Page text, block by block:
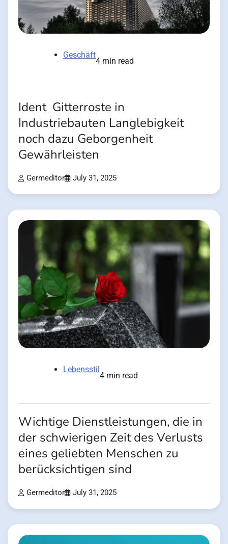
Geschäft
4 min read
Ident Gitterroste in
Industriebauten Langlebigkeit
noch dazu Geborgenheit
Gewährleisten
Germeditor July 31, 2025
Lebensstil
4 min read
Wichtige Dienstleistungen, die in
der schwierigen Zeit des Verlusts
eines geliebten Menschen zu
berücksichtigen sind
Germeditor July 31, 2025